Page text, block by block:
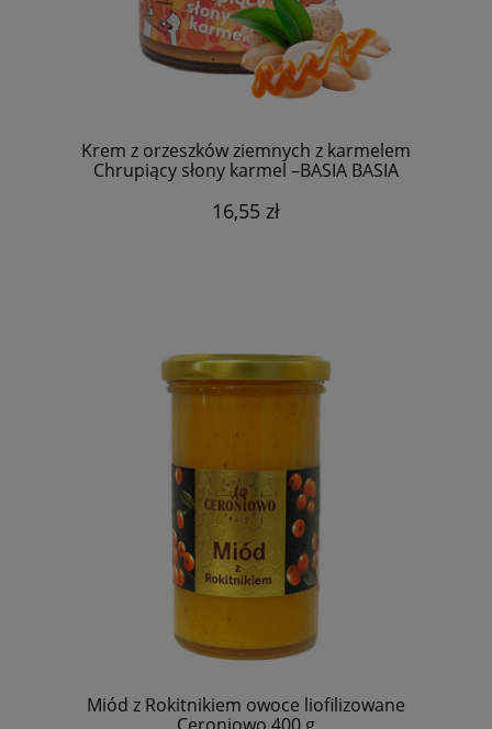
Krem z orzeszków ziemnych z karmelem
Chrupiący słony karmel –BASIA BASIA
16,55 zł
Miód z Rokitnikiem owoce liofilizowane